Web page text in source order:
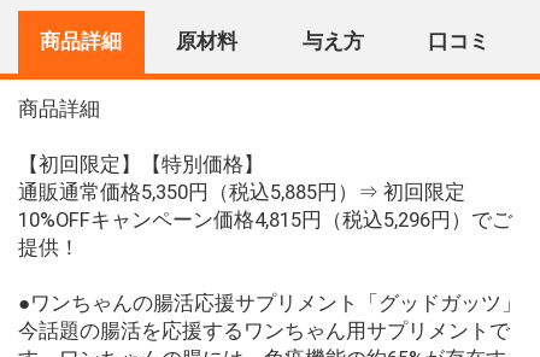
商品詳細 原材料 与え方 口コミ
商品詳細
【初回限定】【特別価格】
通販通常価格5,350円（税込5,885円）⇒ 初回限定
10%OFFキャンペーン価格4,815円（税込5,296円）でご
提供！
●ワンちゃんの腸活応援サプリメント「グッドガッツ」
今話題の腸活を応援するワンちゃん用サプリメントで